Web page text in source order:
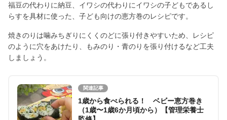
福豆の代わりに納豆、イワシの代わりにイワシの子どもであるし
らすを具材に使った、子ども向けの恵方巻のレシピです。
焼きのりは噛みちぎりにくくのどに張り付きやすいため、レシピ
のように穴をあけたり、もみのり・青のりを張り付けるなど工夫
しましょう。
関連記事
1歳から食べられる！ ベビー恵方巻き
（1歳〜1歳6か月頃から）【管理栄養士